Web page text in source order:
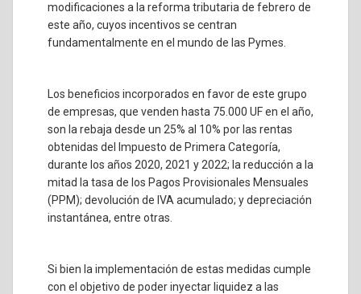
modificaciones a la reforma tributaria de febrero de
este año, cuyos incentivos se centran
fundamentalmente en el mundo de las Pymes.
Los beneficios incorporados en favor de este grupo
de empresas, que venden hasta 75.000 UF en el año,
son la rebaja desde un 25% al 10% por las rentas
obtenidas del Impuesto de Primera Categoría,
durante los años 2020, 2021 y 2022; la reducción a la
mitad la tasa de los Pagos Provisionales Mensuales
(PPM); devolución de IVA acumulado; y depreciación
instantánea, entre otras.
Si bien la implementación de estas medidas cumple
con el objetivo de poder inyectar liquidez a las